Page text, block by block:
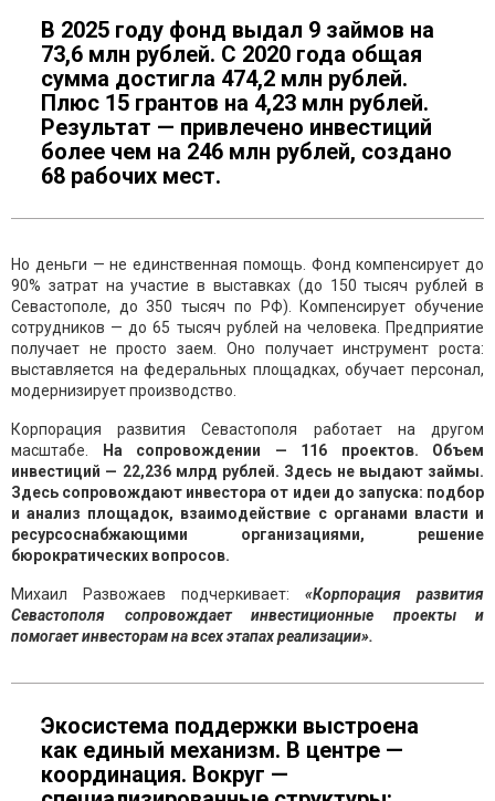
В 2025 году фонд выдал 9 займов на
73,6 млн рублей. С 2020 года общая
сумма достигла 474,2 млн рублей.
Плюс 15 грантов на 4,23 млн рублей.
Результат — привлечено инвестиций
более чем на 246 млн рублей, создано
68 рабочих мест.
Но деньги — не единственная помощь. Фонд компенсирует до
90% затрат на участие в выставках (до 150 тысяч рублей в
Севастополе, до 350 тысяч по РФ). Компенсирует обучение
сотрудников — до 65 тысяч рублей на человека. Предприятие
получает не просто заем. Оно получает инструмент роста:
выставляется на федеральных площадках, обучает персонал,
модернизирует производство.
Корпорация развития Севастополя работает на другом
масштабе.
На сопровождении — 116 проектов. Объем
инвестиций — 22,236 млрд рублей. Здесь не выдают займы.
Здесь сопровождают инвестора от идеи до запуска: подбор
и анализ площадок, взаимодействие с органами власти и
ресурсоснабжающими организациями, решение
бюрократических вопросов.
Михаил Развожаев подчеркивает: «Корпорация развития
Севастополя сопровождает инвестиционные проекты и
помогает инвесторам на всех этапах реализации».
Экосистема поддержки выстроена
как единый механизм. В центре —
координация. Вокруг —